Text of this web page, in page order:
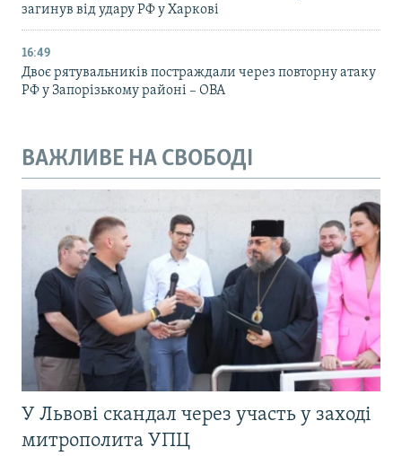
загинув від удару РФ у Харкові
16:49
Двоє рятувальників постраждали через повторну атаку
РФ у Запорізькому районі – ОВА
ВАЖЛИВЕ НА СВОБОДІ
У Львові скандал через участь у заході
митрополита УПЦ